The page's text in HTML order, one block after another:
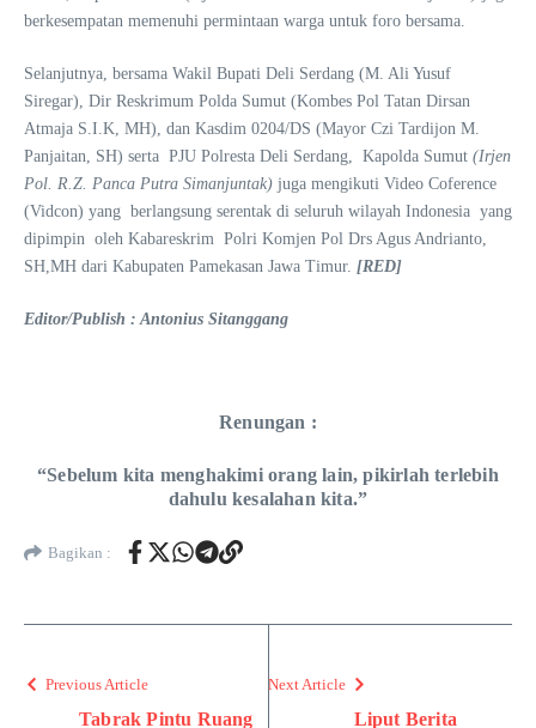
berkesempatan memenuhi permintaan warga untuk foro bersama.
Selanjutnya, bersama Wakil Bupati Deli Serdang (M. Ali Yusuf
Siregar), Dir Reskrimum Polda Sumut (Kombes Pol Tatan Dirsan
Atmaja S.I.K, MH), dan Kasdim 0204/DS (Mayor Czi Tardijon M.
Panjaitan, SH) serta PJU Polresta Deli Serdang, Kapolda Sumut (Irjen
Pol. R.Z. Panca Putra Simanjuntak) juga mengikuti Video Coference
(Vidcon) yang berlangsung serentak di seluruh wilayah Indonesia yang
dipimpin oleh Kabareskrim Polri Komjen Pol Drs Agus Andrianto,
SH,MH dari Kabupaten Pamekasan Jawa Timur. [RED]
Editor/Publish : Antonius Sitanggang
Renungan :
“Sebelum kita menghakimi orang lain, pikirlah terlebih
dahulu kesalahan kita.”
Bagikan :
Previous Article
Tabrak Pintu Ruang
Next Article
Liput Berita